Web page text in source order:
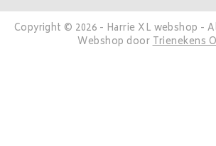
Copyright © 2026 - Harrie XL webshop -
Webshop doorTrienekens